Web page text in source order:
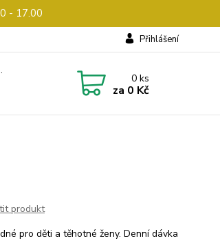
- 17.00
Přihlášení
0ks
za 0 Kč
produkt
pro děti a těhotné ženy. Denní dávka